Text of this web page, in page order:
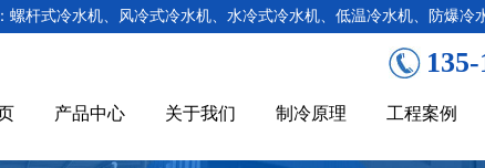
杆式冷水机、风冷式冷水机、水冷式冷水机、低温冷水机、防爆冷
产品中心 关于我们 制冷原理 工程案例